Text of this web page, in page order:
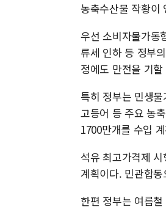
농축수산물 작황이
우선 소비자물가동
류세 인하 등 정부
정에도 만전을 기
특히 정부는 민생
고등어 등 주요 농
1700만개를 수입
석유 최고가격제
계획이다. 민관합
한편 정부는 여름